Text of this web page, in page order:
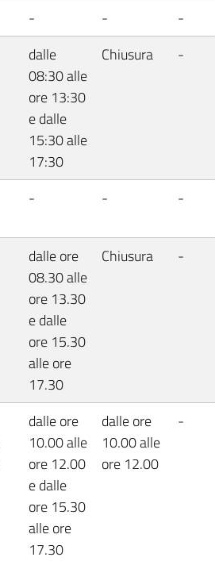
- - -
dalle
08:30 alle
ore 13:30
e dalle
15:30 alle
17:30
Chiusura -
- - -
dalle ore
08.30 alle
ore 13.30
e dalle
ore 15.30
alle ore
17.30
Chiusura -
dalle ore
10.00 alle
ore 12.00
e dalle
ore 15.30
alle ore
17.30
dalle ore
10.00 alle
ore 12.00
-